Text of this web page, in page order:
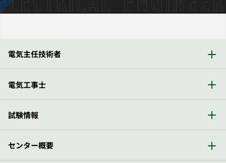
電気主任技術者
電気工事士
試験情報
センター概要